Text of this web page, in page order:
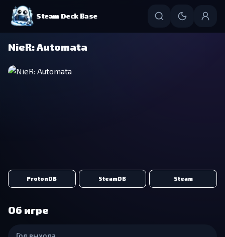
Steam Deck Base
NieR: Automata
ProtonDB SteamDB Steam
Об игре
Год выхода